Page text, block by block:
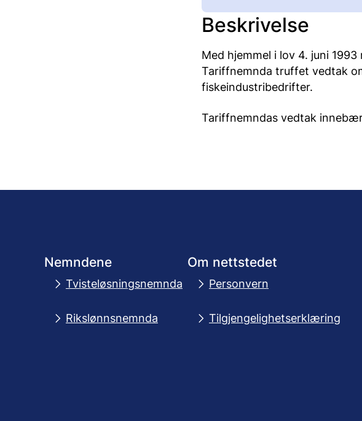
Beskrivelse
Med hjemmel i lov 4. juni
Tariffnemnda truffet vedtak
fiskeindustribedrifter.
Tariffnemndas vedtak
Nemndene
Tvisteløsningsnemnda
Rikslønnsnemnda
Om nettstedet
Personvern
Tilgjengelighetserklæring